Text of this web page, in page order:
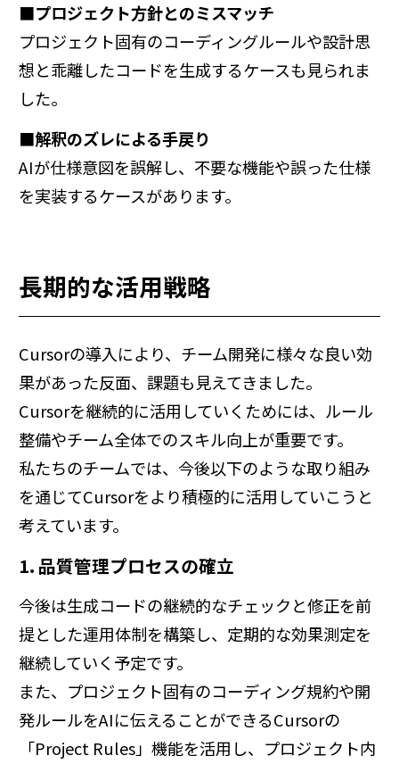
■プロジェクト方針とのミスマッチ
プロジェクト固有のコーディングルールや設計思
想と乖離したコードを生成するケースも見られま
した。
■解釈のズレによる手戻り
AIが仕様意図を誤解し、不要な機能や誤った仕様
を実装するケースがあります。
長期的な活用戦略
Cursorの導入により、チーム開発に様々な良い効
果があった反面、課題も見えてきました。
Cursorを継続的に活用していくためには、ルール
整備やチーム全体でのスキル向上が重要です。
私たちのチームでは、今後以下のような取り組み
を通じてCursorをより積極的に活用していこうと
考えています。
1. 品質管理プロセスの確立
今後は生成コードの継続的なチェックと修正を前
提とした運用体制を構築し、定期的な効果測定を
継続していく予定です。
また、プロジェクト固有のコーディング規約や開
発ルールをAIに伝えることができるCursorの
「Project Rules」機能を活用し、プロジェクト内